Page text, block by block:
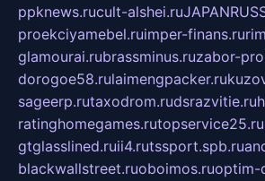
ppknews.rucult-alshei.ru
proekciyamebel.ruimper-finans.ru
glamourai.rubrassminus.ruzabor-
dorogoe58.rulaimengpacker.ru
sageerp.rutaxodrom.rudsrazvitie.ru
ratinghomegames.rutopservice25.ru
gtglasslined.ruii4.rutssport.spb.ru
blackwallstreet.ruoboimos.ruoptim-